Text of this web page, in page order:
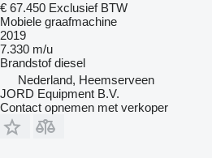
€ 67.450 Exclusief BTW
Mobiele graafmachine
2019
7.330 m/u
Brandstof diesel
Nederland, Heemserveen
JORD Equipment B.V.
Contact opnemen met verkoper